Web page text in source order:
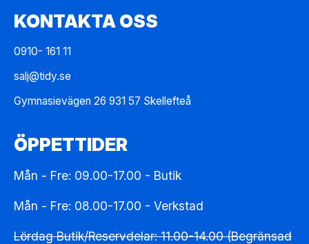
KONTAKTA OSS
0910- 161 11
salj@tidy.se
Gymnasievägen 26 931 57 Skellefteå
ÖPPETTIDER
Mån - Fre: 09.00-17.00 - Butik
Mån - Fre: 08.00-17.00 - Verkstad
Lördag Butik/Reservdelar: 11.00-14.00 (Begränsad